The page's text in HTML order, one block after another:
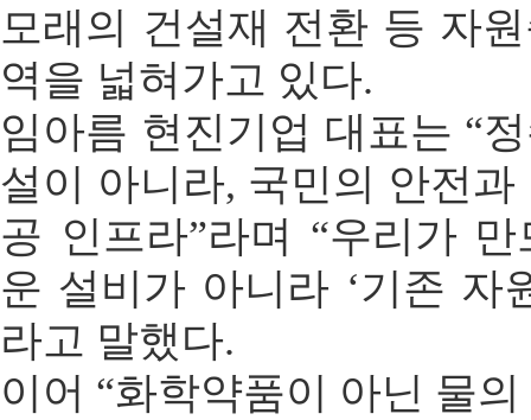
모래의 건설재 전환 등 자
역을 넓혀가고 있다.
임아름 현진기업 대표는 “
설이 아니라, 국민의 안전
공 인프라”라며 “우리가
운 설비가 아니라 ‘기존 자
라고 말했다.
이어 “화학약품이 아닌 물